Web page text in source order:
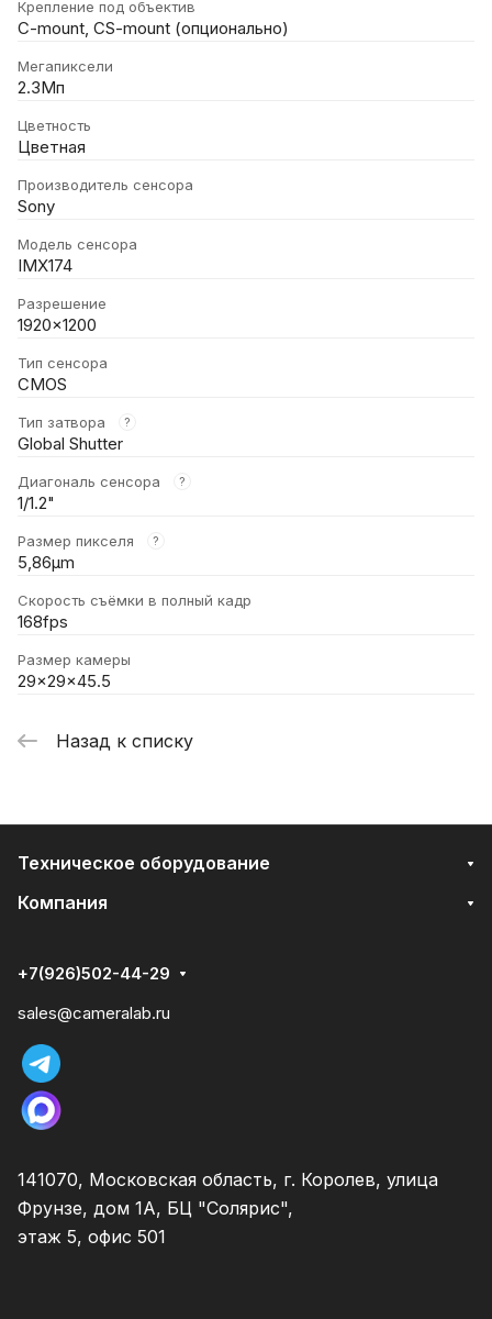
Крепление под объектив
C-mount, CS-mount (опционально)
Мегапиксели
2.3Мп
Цветность
Цветная
Производитель сенсора
Sony
Модель сенсора
IMX174
Разрешение
1920x1200
Тип сенсора
CMOS
Тип затвора ?
Global Shutter
Диагональ сенсора ?
1/1.2"
Размер пикселя ?
5,86μm
Скорость съёмки в полный кадр
168fps
Размер камеры
29x29x45.5
Назад к списку
Техническое оборудование
Компания
+7(926)502-44-29
sales@cameralab.ru
141070, Московская область, г. Королев, улица
Фрунзе, дом 1А, БЦ "Солярис",
этаж 5, офис 501